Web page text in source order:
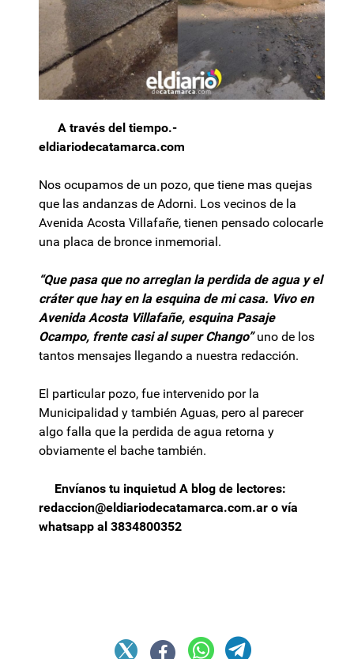
A través del tiempo.-
eldiariodecatamarca.com
Nos ocupamos de un pozo, que tiene mas quejas
que las andanzas de Adorni. Los vecinos de la
Avenida Acosta Villafañe, tienen pensado colocarle
una placa de bronce inmemorial.
“Que pasa que no arreglan la perdida de agua y el
cráter que hay en la esquina de mi casa. Vivo en
Avenida Acosta Villafañe, esquina Pasaje
Ocampo, frente casi al super Chango”uno de los
tantos mensajes llegando a nuestra redacción.
El particular pozo, fue intervenido por la
Municipalidad y también Aguas, pero al parecer
algo falla que la perdida de agua retorna y
obviamente el bache también.
Envíanos tu inquietud A blog de lectores:
redaccion@eldiariodecatamarca.com.ar o vía
whatsapp al 3834800352